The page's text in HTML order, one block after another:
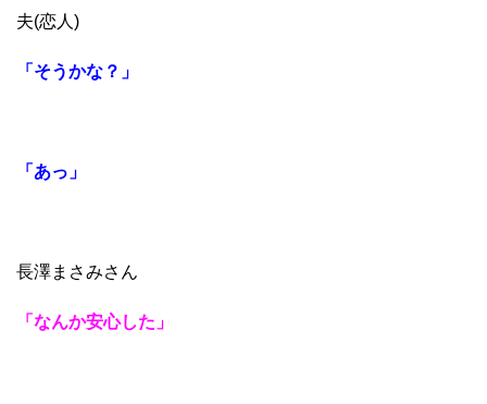
夫(恋人)
「そうかな？」
「あっ」
長澤まさみさん
「なんか安心した」